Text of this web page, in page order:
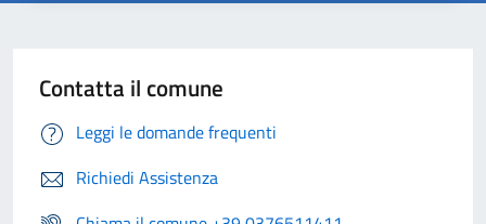
Contatta il comune
Leggi le domande frequenti
Richiedi Assistenza